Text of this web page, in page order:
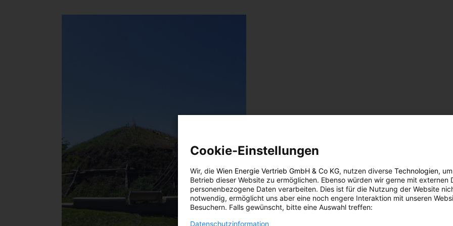
Cookie-Einstellungen
Wir, die Wien Energie Vertrieb GmbH & Co KG, nutzen diverse Technologien,
Betrieb dieser Website zu ermöglichen. Ebenso würden wir gerne mit externen
personenbezogene Daten verarbeiten. Dies ist für die Nutzung der Website
notwendig, ermöglicht uns aber eine noch engere Interaktion mit unseren
Besuchern. Falls gewünscht, bitte eine Auswahl treffen:
Datenschutzinformation